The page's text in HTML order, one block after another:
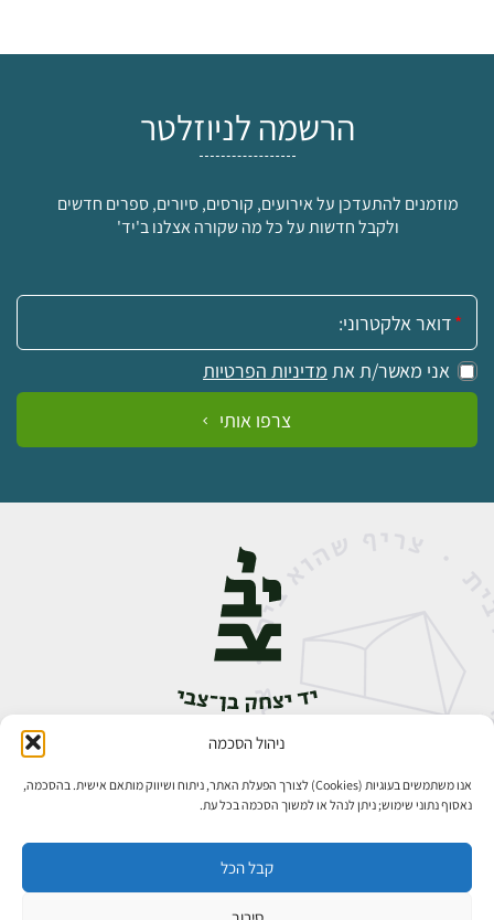
ניהול הסכמה
אנו משתמשים בעוגיות (Cookies) לצורך הפעלת האתר, ניתוח ושיווק מותאם אישית. בהסכמה,
נאסוף נתוני שימוש; ניתן לנהל או למשוך הסכמה בכל עת.
קבל הכל
הרשמה לניוזלטר
מוזמנים להתעדכן על אירועים, קורסים, סיורים, ספרים חדשים
ולקבל חדשות על כל מה שקורה אצלנו ב'יד'
אימייל:
אני מאשר/ת את מדיניות הפרטיות
צרפו אותי
אבן גבירול 14, רחביה, ירושלים